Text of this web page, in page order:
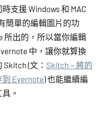
支援 Windows 和 MAC
簡單的編輯圖片的功
所出的，所以當你編輯
中，讓你就算換
(文： Skitch ~ 將的
Evernote) 也能繼續編
。